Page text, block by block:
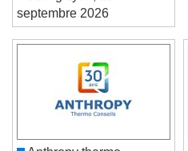
Video Player is loading.
Play Video
Play
Skip Backward
Unmute
meeting Lyon, 15
septembre 2026